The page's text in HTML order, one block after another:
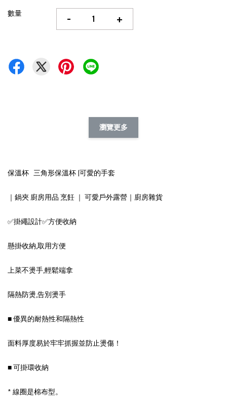
數量 - +
瀏覽更多
保溫杯 三角形保溫杯 |可愛的手套
｜鍋夾 廚房用品 烹飪 ｜ 可愛戶外露營｜廚房雜貨
✅掛繩設計✅方便收納
懸掛收納,取用方便
上菜不燙手,輕鬆端拿
隔熱防燙,告別燙手
■ 優異的耐熱性和隔熱性
面料厚度易於牢牢抓握並防止燙傷！
■ 可掛環收納
* 線圈是棉布型。